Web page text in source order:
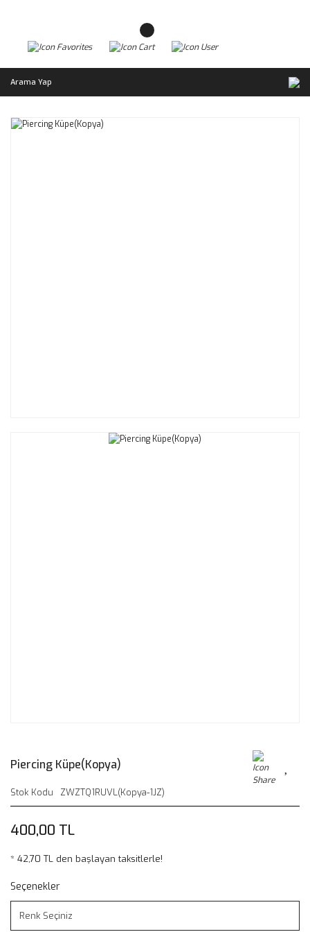
Arama Yap
Piercing Küpe(Kopya)
Stok Kodu ZWZTQ1RUVL(Kopya-1JZ)
400,00 TL
* 42,70 TL den başlayan taksitlerle!
Seçenekler